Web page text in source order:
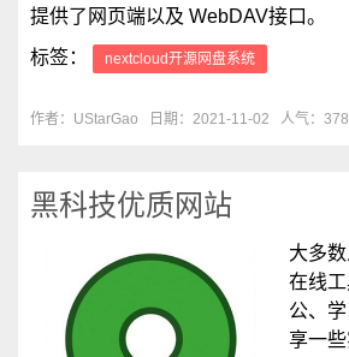
提供了网页端以及 WebDAV接口。
标签：
nextcloud开源网盘系统
作者：UStarGao 日期：2021-11-02 人气：378
黑科技优质网站
大多
在线
公、
享一些